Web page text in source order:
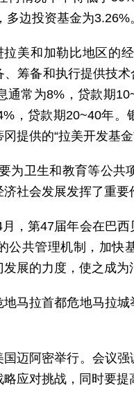
边投资基金为3.26%
拉美和加勒比地区的
筹备和执行提供技
通常为8%，贷款期
，贷款期20~40年
提供的“拉美开发基金”
为卫生和教育等公
社会发展发挥了重要
，第47届年会在巴
公共管理机制，加
展的力度，使之成为
马拉首都危地马拉
迈阿密举行。会议
应对挑战，同时要提